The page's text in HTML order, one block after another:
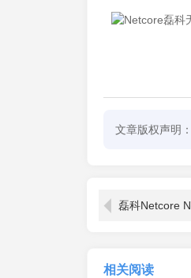
文章版权声明
磊科Netcore
相关阅读